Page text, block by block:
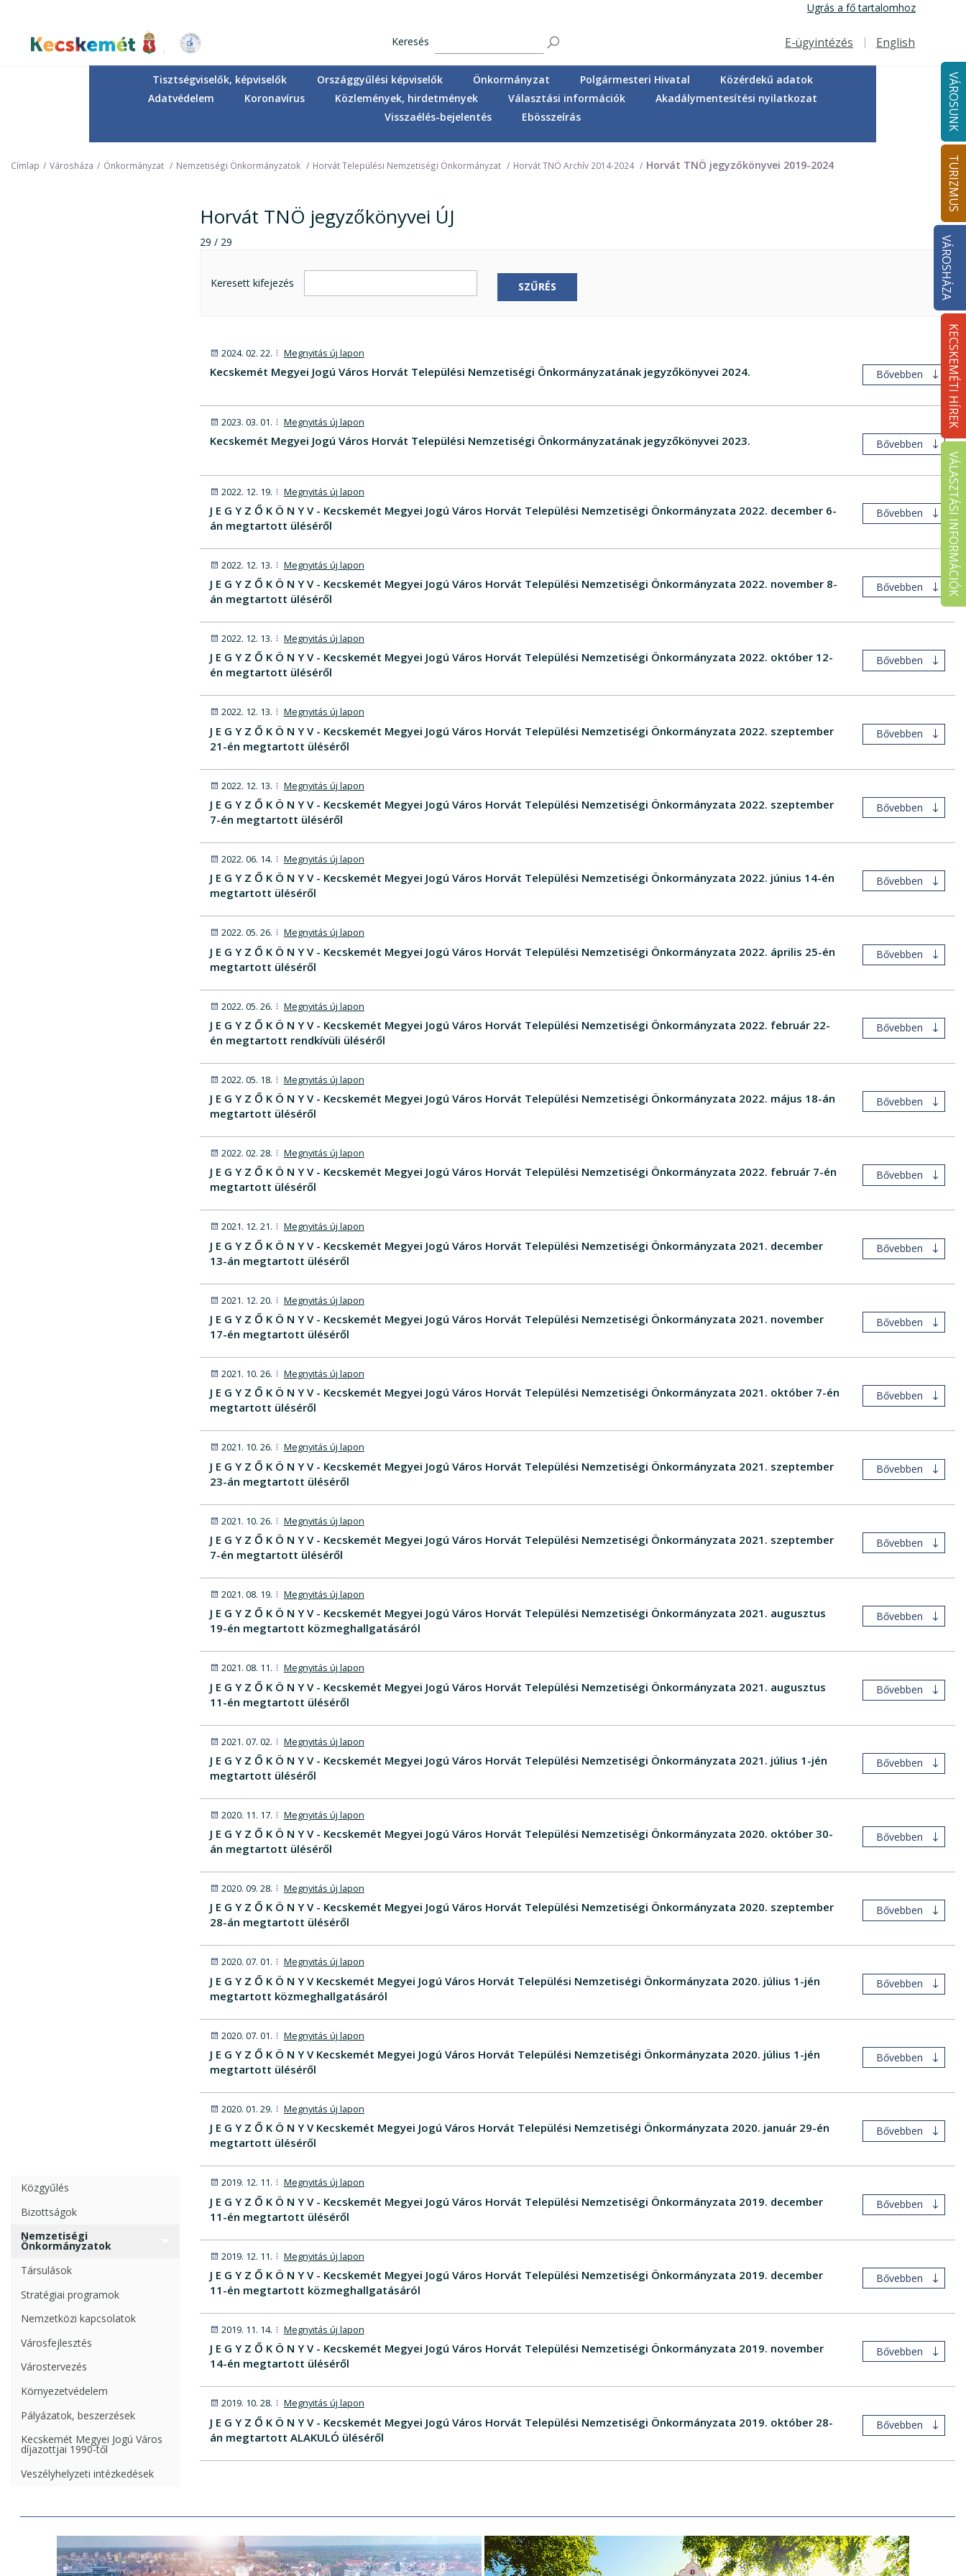
tartalomra
Ugrás a fő tartalomhoz
Kecskemét Város Honlapja
Keresés
Felső navigáció
E-ügyintézés English
VÁROSUNK
TURIZMUS
VÁROSHÁZA
KECSKEMÉTI HÍREK
VÁLASZTÁSI INFORMÁCIÓK
Tisztségviselők, képviselők Országgyűlési képviselők Önkormányzat Polgármesteri Hivatal
Közérdekű adatok
Adatvédelem
Koronavírus Közlemények, hirdetmények Választási információk
Akadálymentesítési nyilatkozat
Visszaélés-bejelentés
Ebösszeírás
Címlap Városháza Önkormányzat Nemzetiségi Önkormányzatok Horvát Települési Nemzetiségi Önkormányzat Horvát TNÖ Archív 2014-2024 Horvát TNÖ jegyzőkönyvei 2019-2024
Közgyűlés
Bizottságok
Nemzetiségi
Önkormányzatok
Társulások
Stratégiai programok
Nemzetközi kapcsolatok
Városfejlesztés
Várostervezés
Környezetvédelem
Pályázatok, beszerzések
Kecskemét Megyei Jogú Város
díjazottjai 1990-től
Veszélyhelyzeti intézkedések
Horvát TNÖ jegyzőkönyvei ÚJ
29 / 29
Keresett kifejezés SZŰRÉS
2024. 02. 22. Megnyitás új lapon
Kecskemét Megyei Jogú Város Horvát Települési Nemzetiségi Önkormányzatának jegyzőkönyvei 2024. Bővebben
2023. 03. 01. Megnyitás új lapon
Kecskemét Megyei Jogú Város Horvát Települési Nemzetiségi Önkormányzatának jegyzőkönyvei 2023. Bővebben
2022. 12. 19. Megnyitás új lapon
J E G Y Z Ő K Ö N Y V - Kecskemét Megyei Jogú Város Horvát Települési Nemzetiségi Önkormányzata 2022. december 6-
án megtartott üléséről
Bővebben
2022. 12. 13. Megnyitás új lapon
J E G Y Z Ő K Ö N Y V - Kecskemét Megyei Jogú Város Horvát Települési Nemzetiségi Önkormányzata 2022. november 8-
án megtartott üléséről
Bővebben
2022. 12. 13. Megnyitás új lapon
J E G Y Z Ő K Ö N Y V - Kecskemét Megyei Jogú Város Horvát Települési Nemzetiségi Önkormányzata 2022. október 12-
én megtartott üléséről
Bővebben
2022. 12. 13. Megnyitás új lapon
J E G Y Z Ő K Ö N Y V - Kecskemét Megyei Jogú Város Horvát Települési Nemzetiségi Önkormányzata 2022. szeptember
21-én megtartott üléséről
Bővebben
2022. 12. 13. Megnyitás új lapon
J E G Y Z Ő K Ö N Y V - Kecskemét Megyei Jogú Város Horvát Települési Nemzetiségi Önkormányzata 2022. szeptember
7-én megtartott üléséről
Bővebben
2022. 06. 14. Megnyitás új lapon
J E G Y Z Ő K Ö N Y V - Kecskemét Megyei Jogú Város Horvát Települési Nemzetiségi Önkormányzata 2022. június 14-én
megtartott üléséről
Bővebben
2022. 05. 26. Megnyitás új lapon
J E G Y Z Ő K Ö N Y V - Kecskemét Megyei Jogú Város Horvát Települési Nemzetiségi Önkormányzata 2022. április 25-én
megtartott üléséről
Bővebben
2022. 05. 26. Megnyitás új lapon
J E G Y Z Ő K Ö N Y V - Kecskemét Megyei Jogú Város Horvát Települési Nemzetiségi Önkormányzata 2022. február 22-
én megtartott rendkívüli üléséről
Bővebben
2022. 05. 18. Megnyitás új lapon
J E G Y Z Ő K Ö N Y V - Kecskemét Megyei Jogú Város Horvát Települési Nemzetiségi Önkormányzata 2022. május 18-án
megtartott üléséről
Bővebben
2022. 02. 28. Megnyitás új lapon
J E G Y Z Ő K Ö N Y V - Kecskemét Megyei Jogú Város Horvát Települési Nemzetiségi Önkormányzata 2022. február 7-én
megtartott üléséről
Bővebben
2021. 12. 21. Megnyitás új lapon
J E G Y Z Ő K Ö N Y V - Kecskemét Megyei Jogú Város Horvát Települési Nemzetiségi Önkormányzata 2021. december
13-án megtartott üléséről
Bővebben
2021. 12. 20. Megnyitás új lapon
J E G Y Z Ő K Ö N Y V - Kecskemét Megyei Jogú Város Horvát Települési Nemzetiségi Önkormányzata 2021. november
17-én megtartott üléséről
Bővebben
2021. 10. 26. Megnyitás új lapon
J E G Y Z Ő K Ö N Y V - Kecskemét Megyei Jogú Város Horvát Települési Nemzetiségi Önkormányzata 2021. október 7-én
megtartott üléséről
Bővebben
2021. 10. 26. Megnyitás új lapon
J E G Y Z Ő K Ö N Y V - Kecskemét Megyei Jogú Város Horvát Települési Nemzetiségi Önkormányzata 2021. szeptember
23-án megtartott üléséről
Bővebben
2021. 10. 26. Megnyitás új lapon
J E G Y Z Ő K Ö N Y V - Kecskemét Megyei Jogú Város Horvát Települési Nemzetiségi Önkormányzata 2021. szeptember
7-én megtartott üléséről
Bővebben
2021. 08. 19. Megnyitás új lapon
J E G Y Z Ő K Ö N Y V - Kecskemét Megyei Jogú Város Horvát Települési Nemzetiségi Önkormányzata 2021. augusztus
19-én megtartott közmeghallgatásáról
Bővebben
2021. 08. 11. Megnyitás új lapon
J E G Y Z Ő K Ö N Y V - Kecskemét Megyei Jogú Város Horvát Települési Nemzetiségi Önkormányzata 2021. augusztus
11-én megtartott üléséről
Bővebben
2021. 07. 02. Megnyitás új lapon
J E G Y Z Ő K Ö N Y V - Kecskemét Megyei Jogú Város Horvát Települési Nemzetiségi Önkormányzata 2021. július 1-jén
megtartott üléséről
Bővebben
2020. 11. 17. Megnyitás új lapon
J E G Y Z Ő K Ö N Y V - Kecskemét Megyei Jogú Város Horvát Települési Nemzetiségi Önkormányzata 2020. október 30-
án megtartott üléséről
Bővebben
2020. 09. 28. Megnyitás új lapon
J E G Y Z Ő K Ö N Y V - Kecskemét Megyei Jogú Város Horvát Települési Nemzetiségi Önkormányzata 2020. szeptember
28-án megtartott üléséről
Bővebben
2020. 07. 01. Megnyitás új lapon
J E G Y Z Ő K Ö N Y V Kecskemét Megyei Jogú Város Horvát Települési Nemzetiségi Önkormányzata 2020. július 1-jén
megtartott közmeghallgatásáról
Bővebben
2020. 07. 01. Megnyitás új lapon
J E G Y Z Ő K Ö N Y V Kecskemét Megyei Jogú Város Horvát Települési Nemzetiségi Önkormányzata 2020. július 1-jén
megtartott üléséről
Bővebben
2020. 01. 29. Megnyitás új lapon
J E G Y Z Ő K Ö N Y V Kecskemét Megyei Jogú Város Horvát Települési Nemzetiségi Önkormányzata 2020. január 29-én
megtartott üléséről
Bővebben
2019. 12. 11. Megnyitás új lapon
J E G Y Z Ő K Ö N Y V - Kecskemét Megyei Jogú Város Horvát Települési Nemzetiségi Önkormányzata 2019. december
11-én megtartott üléséről
Bővebben
2019. 12. 11. Megnyitás új lapon
J E G Y Z Ő K Ö N Y V - Kecskemét Megyei Jogú Város Horvát Települési Nemzetiségi Önkormányzata 2019. december
11-én megtartott közmeghallgatásáról
Bővebben
2019. 11. 14. Megnyitás új lapon
J E G Y Z Ő K Ö N Y V - Kecskemét Megyei Jogú Város Horvát Települési Nemzetiségi Önkormányzata 2019. november
14-én megtartott üléséről
Bővebben
2019. 10. 28. Megnyitás új lapon
J E G Y Z Ő K Ö N Y V - Kecskemét Megyei Jogú Város Horvát Települési Nemzetiségi Önkormányzata 2019. október 28-
án megtartott ALAKULÓ üléséről
Bővebben